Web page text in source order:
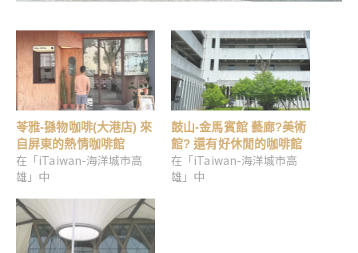
苓雅-猻物咖啡(大港店) 來
自屏東的熱情咖啡館
在「iTaiwan-海洋城市高
雄」中
鼓山-金馬賓館 藝廊?美術
館? 還有好休閒的咖啡館
在「iTaiwan-海洋城市高
雄」中